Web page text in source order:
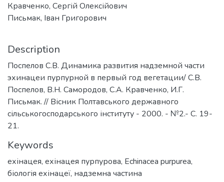
Кравченко, Сергій Олексійович
Письмак, Іван Григорович
Description
Поспелов С.В. Динамика развития надземной части
эхинацеи пурпурной в первый год вегетации/ С.В.
Поспелов, В.Н. Самородов, С.А. Кравченко, И.Г.
Письмак. // Вісник Полтавського державного
сільськогосподарського інституту - 2000. - №2.- С. 19-
21.
Keywords
ехінацея, ехінацея пурпурова, Echinacea purpurea,
біологія ехінацеї, надземна частина